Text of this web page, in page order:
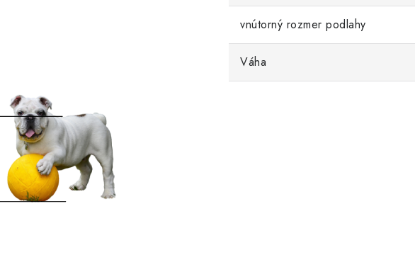
vnútorný rozmer podlahy
Váha